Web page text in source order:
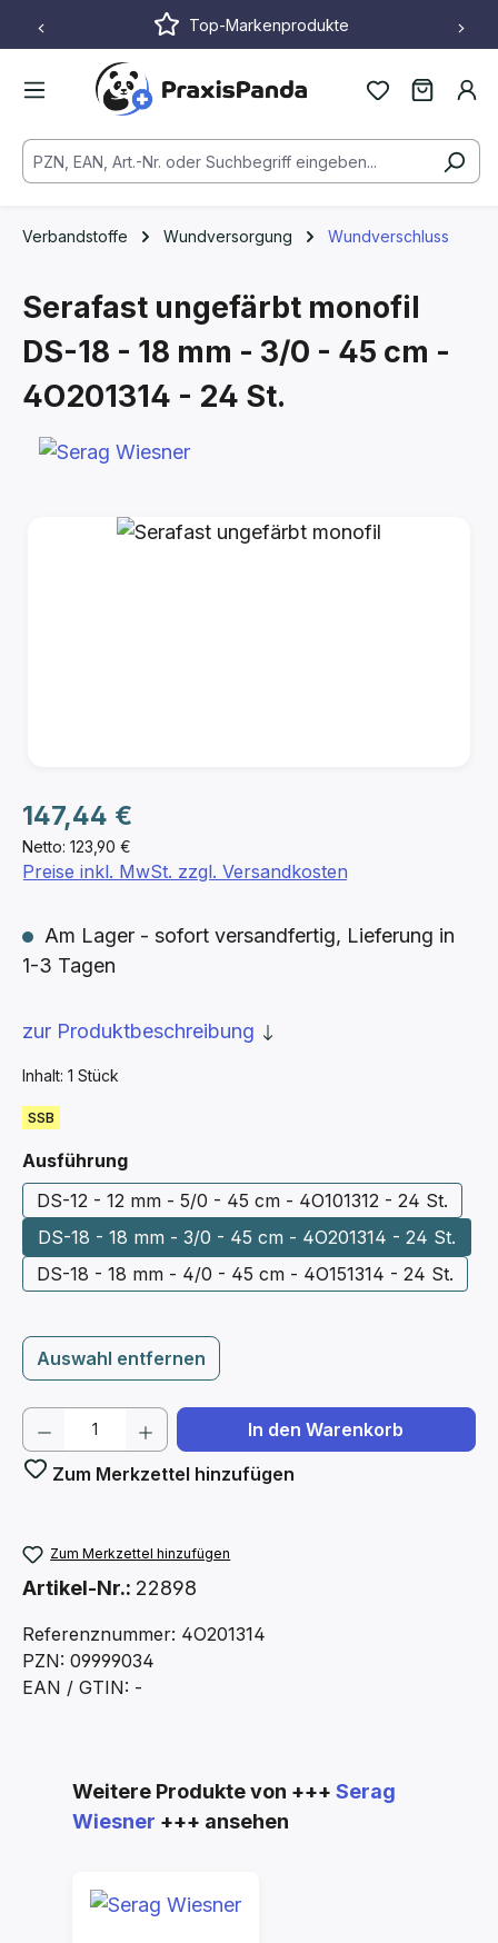
Zum Hauptinhalt springenTop-Markenprodukte
Verbandstoffe Wundversorgung Wundverschluss
Serafast ungefärbt monofil
DS-18 - 18 mm - 3/0 - 45 cm -
4O201314 - 24 St.
Bildergalerie überspringen
Netto: 123,90 €
Regulärer Preis:
147,44 €
Inhalt: 1 Stück
Preise inkl. MwSt. zzgl. Versandkosten
Am Lager - sofort versandfertig, Lieferung in
1-3 Tagen
SSB
zur Produktbeschreibung
Ausführungauswählen
DS-12 - 12 mm - 5/0 - 45 cm - 4O101312 - 24 St.
DS-18 - 18 mm - 3/0 - 45 cm - 4O201314 - 24 St.
DS-18 - 18 mm - 4/0 - 45 cm - 4O151314 - 24 St.
Auswahl entfernen
Produkt Anzahl: Gib den gewünschten
In den Warenkorb
Zum Merkzettel hinzufügen
Zum Merkzettel hinzufügen
Artikel-Nr.: 22898
Referenznummer: 4O201314
PZN: 09999034
EAN / GTIN: -
Produktgalerie überspringen
Weitere Produkte von +++ Serag
Wiesner +++ ansehen